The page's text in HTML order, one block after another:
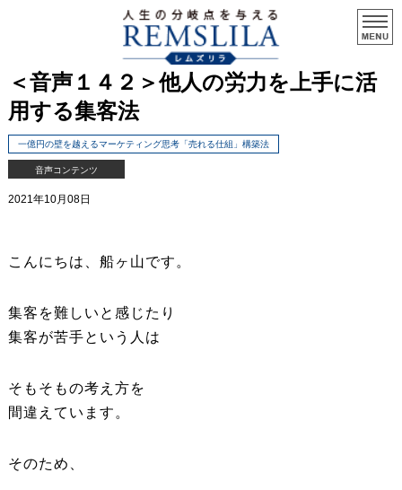
＜音声１４２＞他人の労力を上手に活
用する集客法
一億円の壁を越えるマーケティング思考「売れる仕組」構築法
音声コンテンツ
2021年10月08日
こんにちは、船ヶ山です。
集客を難しいと感じたり
集客が苦手という人は
そもそもの考え方を
間違えています。
そのため、